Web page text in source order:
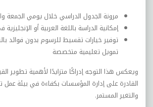
مرونة الجدول الدراسي خلال يومي الجمعة
إمكانية الدراسة باللغة العربية أو
توفير خيارات تقسيط للرسوم بدون فوائد
تمويل تعليمية متخصصة
ويعكس هذا التوجه إدراكًا متزايدًا لأهمية تطوير
القادرة على إدارة المؤسسات بكفاءة في بيئة عمل
والتغير المستمر.